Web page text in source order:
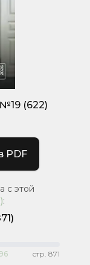
(622)
PDF
с этой
):
стр. 871